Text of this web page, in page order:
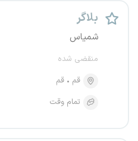
بلاگر
شمیاس
منقضی شده
قم
قم
تمام وقت